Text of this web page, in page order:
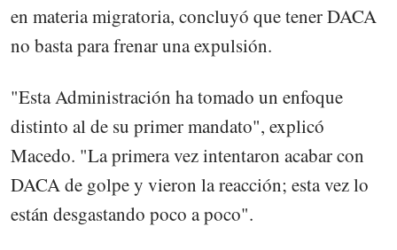
en materia migratoria, concluyó que tener DACA
no basta para frenar una expulsión.
"Esta Administración ha tomado un enfoque
distinto al de su primer mandato", explicó
Macedo. "La primera vez intentaron acabar con
DACA de golpe y vieron la reacción; esta vez lo
están desgastando poco a poco".